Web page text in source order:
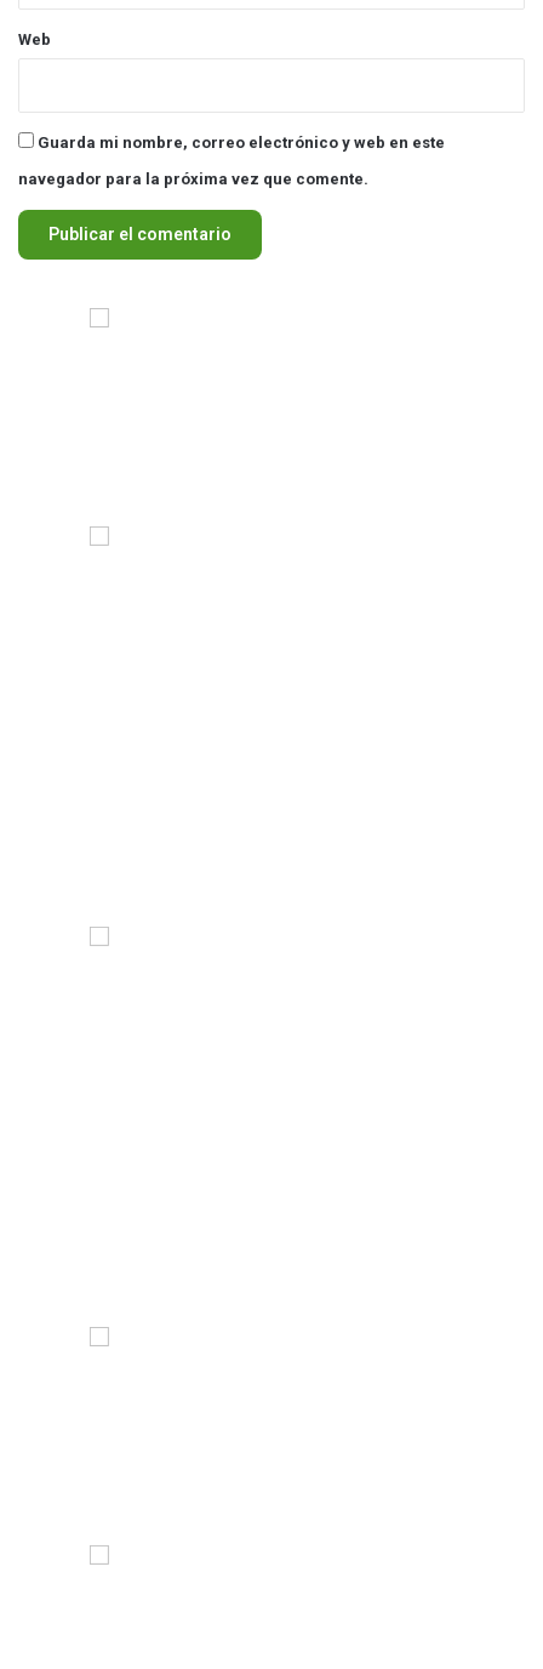
Web
Guarda mi nombre, correo electrónico y web en este
navegador para la próxima vez que comente.